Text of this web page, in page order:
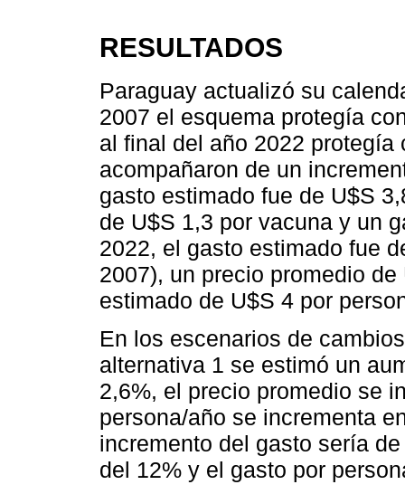
RESULTADOS
Paraguay actualizó su
2007 el esquema protegía
al final del año 2022
acompañaron de un
gasto estimado fue de U$S
de U$S 1,3 por vacuna y un
2022, el gasto estimado fue
2007), un precio promedio
estimado de U$S 4 por
En los escenarios de
alternativa 1 se estimó un
2,6%, el precio promedio se
persona/año se incrementa
incremento del gasto sería
del 12% y el gasto por